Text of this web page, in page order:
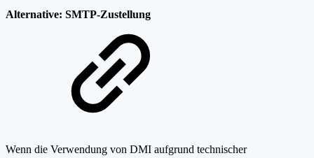
Alternative: SMTP-Zustellung
Wenn die Verwendung von DMI aufgrund technischer